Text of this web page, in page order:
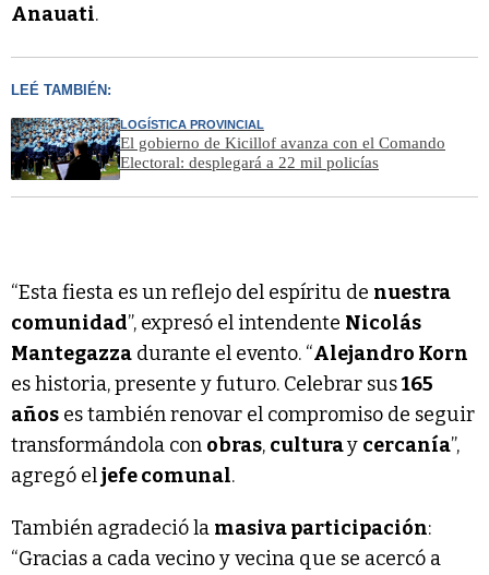
Anauati.
LEÉ TAMBIÉN:
LOGÍSTICA PROVINCIAL
El gobierno de Kicillof avanza con el Comando
Electoral: desplegará a 22 mil policías
“Esta fiesta es un reflejo del espíritu de nuestra
comunidad”, expresó el intendente Nicolás
Mantegazza durante el evento. “Alejandro Korn
es historia, presente y futuro. Celebrar sus165
años es también renovar el compromiso de seguir
transformándola con obras, culturay cercanía”,
agregó eljefe comunal.
También agradeció la masiva participación:
“Gracias a cada vecino y vecina que se acercó a